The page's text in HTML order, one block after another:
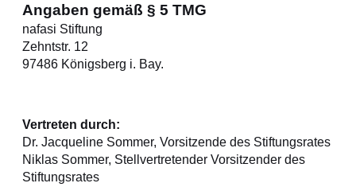
Angaben gemäß § 5 TMG
nafasi Stiftung
Zehntstr. 12
97486 Königsberg i. Bay.
Vertreten durch:
Dr. Jacqueline Sommer, Vorsitzende des Stiftungsrates
Niklas Sommer, Stellvertretender Vorsitzender des
Stiftungsrates